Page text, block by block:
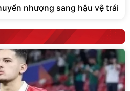
nhượng sang hậu vệ trái